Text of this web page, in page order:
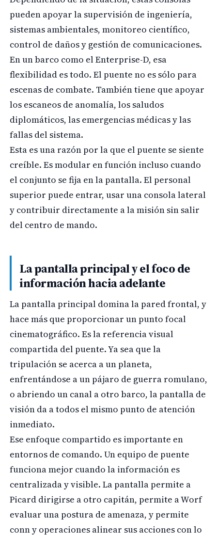
pueden apoyar la supervisión de ingeniería,
sistemas ambientales, monitoreo científico,
control de daños y gestión de comunicaciones.
En un barco como el Enterprise-D, esa
flexibilidad es todo. El puente no es sólo para
escenas de combate. También tiene que apoyar
los escaneos de anomalía, los saludos
diplomáticos, las emergencias médicas y las
fallas del sistema.
Esta es una razón por la que el puente se siente
creíble. Es modular en función incluso cuando
el conjunto se fija en la pantalla. El personal
superior puede entrar, usar una consola lateral
y contribuir directamente a la misión sin salir
del centro de mando.
La pantalla principal y el foco de
información hacia adelante
La pantalla principal domina la pared frontal, y
hace más que proporcionar un punto focal
cinematográfico. Es la referencia visual
compartida del puente. Ya sea que la
tripulación se acerca a un planeta,
enfrentándose a un pájaro de guerra romulano,
o abriendo un canal a otro barco, la pantalla de
visión da a todos el mismo punto de atención
inmediato.
Ese enfoque compartido es importante en
entornos de comando. Un equipo de puente
funciona mejor cuando la información es
centralizada y visible. La pantalla permite a
Picard dirigirse a otro capitán, permite a Worf
evaluar una postura de amenaza, y permite
conn y operaciones alinear sus acciones con lo